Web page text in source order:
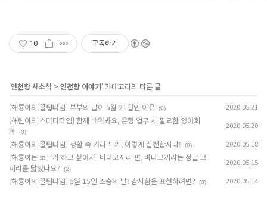
10 구독하기
'인천항 새소식 > 인천항 이야기' 카테고리의 다른 글
[해룡이의 꿀팁타임] 부부의 날이 5월 21일인 이유 (0) 2020.05.21
[해린이의 스터디타임] 함께 배워봐요, 은행 업무 시 필요한 영어회
화 (0)
2020.05.20
[해룡이의 꿀팁타임] 생활 속 거리 두기, 이렇게 실천합시다! (0) 2020.05.18
[해룡이는 토크가 하고 싶어서] 바다코끼리 편, 바다코끼리는 정말 코
끼리를 닮았나요?
(2)
2020.05.15
[해룡이의 꿀팁타임] 5월 15일 스승의 날! 감사함을 표현하려면? (0) 2020.05.14